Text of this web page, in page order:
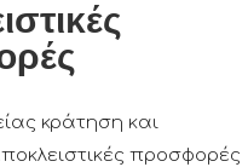
κράτηση και
προσφορές